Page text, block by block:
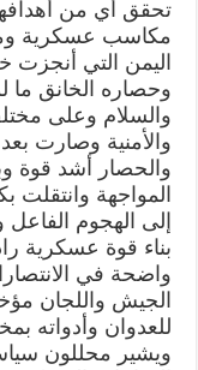
تحقق أي من
مكاسب عسكرية
اليمن التي أنجزت
وحصاره الخانق ما
والسلام وعلى
والأمنية وصارت
والحصار أشد قوة
المواجهة وانتقلت
إلى الهجوم
بناء قوة عسكرية
واضحة في
الجيش واللجان
للعدوان وأدواته
ويشير محللون